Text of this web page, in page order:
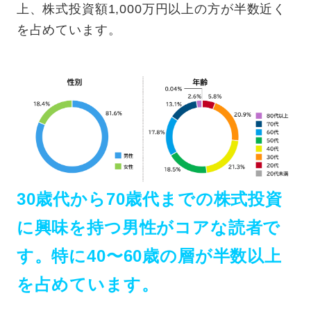
上、株式投資額1,000万円以上の方が半数近く
を占めています。
30歳代から70歳代までの株式投資
に興味を持つ男性がコアな読者で
す。特に40〜60歳の層が半数以上
を占めています。